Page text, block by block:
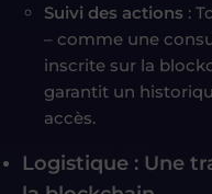
Suivi des actions :
– comme une
inscrite sur la
garantit un
accès.
Logistique : Une